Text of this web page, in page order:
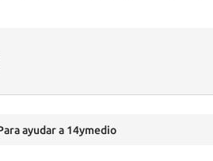
ayudar a 14ymedio